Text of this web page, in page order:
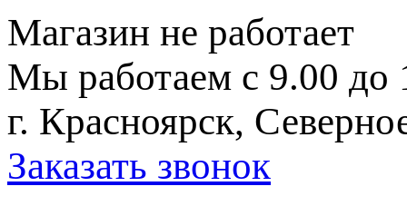
Магазин не работает
Мы работаем с 9.00 до
г. Красноярск,
Заказать звонок